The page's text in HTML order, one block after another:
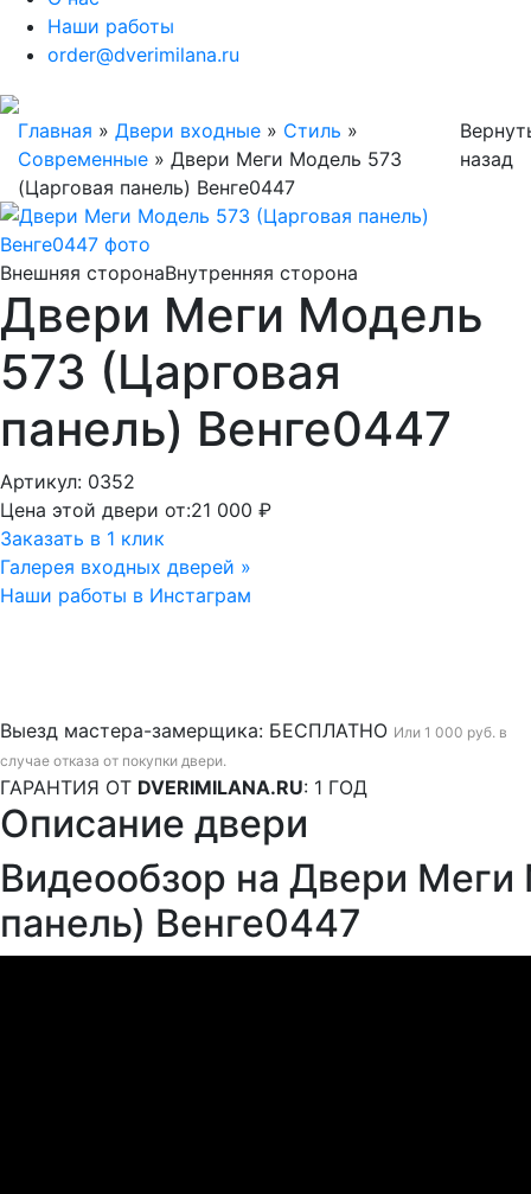
Наши работы
order@dverimilana.ru
Главная » Двери входные » Стиль »
Современные » Двери Меги Модель 573
(Царговая панель) Венге0447
назад
Внешняя сторонаВнутренняя сторона
Двери Меги Модель
573 (Царговая
панель) Венге0447
Артикул: 0352
Цена этой двери от:21 000 ₽
Заказать в 1 клик
Галерея входных дверей »
Наши работы в Инстаграм
Выезд мастера-замерщика: БЕСПЛАТНО Или 1 000 руб. в
случае отказа от покупки двери.
ГАРАНТИЯ ОТ DVERIMILANA.RU: 1 ГОД
Описание двери
Видеообзор на Двери
панель) Венге0447